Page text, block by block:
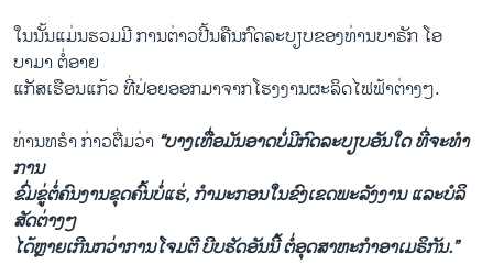
ໃນນັ້ນແມ່ນຮວມມີ ການຕ່າວປີ້ນຄືນກົດລະບຽບຂອງທ່ານບາຣັກ ໂອ
ບາມາ ຕໍ່ອາຍ
ແກັສເຮືອນແກ້ວ ທີ່ປ່ອຍອອກມາຈາກໂຮງງານຜະລິດໄຟຟ້າຕ່າງໆ.
ທ່ານທຣຳ ກ່າວຕື່ມວ່າ “ບາງເທື່ອມັນອາດບໍ່ມີກົດລະບຽບອັນໃດ ທີ່ຈະທໍາ
ການ
ຂົ່ມຂູ່ຕໍ່ຄົນງານຂຸດຄົ້ນບໍ່ແຮ່, ກໍາມະກອນໃນຂົງເຂດພະລັງງານ ແລະບໍລິ
ສັດຕ່າງໆ
ໄດ້ຫຼາຍເກີນກວ່າການໂຈມຕີ ບີບຮັດອັນນີ້ ຕໍ່ອຸດສາຫະກຳອາເມຣິກັນ.”